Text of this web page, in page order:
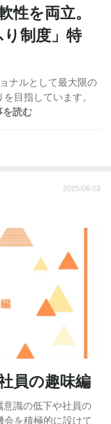
を両立。
制度」特
ナルとして最大限の
目指しています。
を読む
2025/06/03
員の趣味編
識の低下や社員の
を積極的に設けて